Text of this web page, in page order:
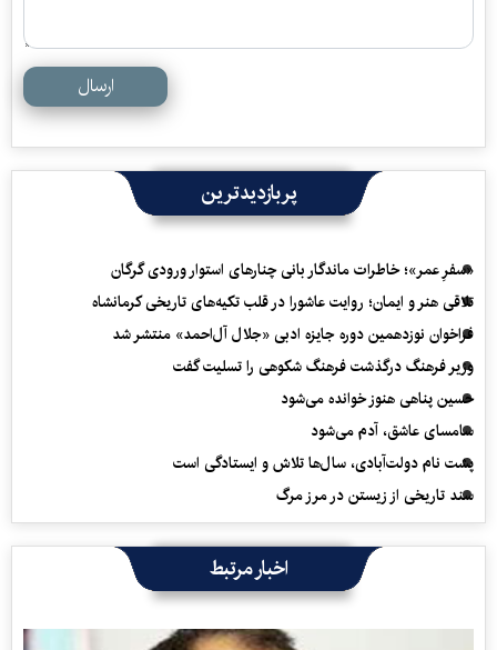
ارسال
پربازدیدترین
«سفرِ عمر»؛ خاطرات ماندگار بانی چنارهای استوار ورودی گرگان
تلاقی هنر و ایمان؛ روایت عاشورا در قلب تکیه‌های تاریخی کرمانشاه
فراخوان نوزدهمین دوره جایزه ادبی «جلال آل‌احمد» منتشر شد
وزیر فرهنگ درگذشت فرهنگ شکوهی را تسلیت گفت
حسین پناهی هنوز خوانده می‌شود
سامسای عاشق، آدم می‌شود
پشت نام دولت‌آبادی، سال‌ها تلاش و ایستادگی است
سند تاریخی از زیستن در مرز مرگ
اخبار مرتبط